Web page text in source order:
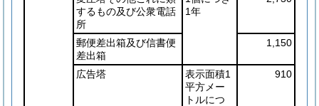
するもの及び公衆電話
所
1年
郵便差出箱及び信書便
差出箱
1,150
広告塔
表示面積1
平方メー
トルにつ
910